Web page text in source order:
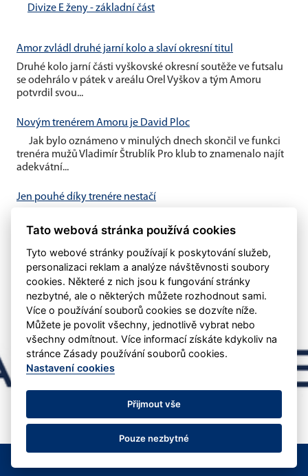
Divize E ženy - základní část
Amor zvládl druhé jarní kolo a slaví okresní titul
Druhé kolo jarní části vyškovské okresní soutěže ve futsalu
se odehrálo v pátek v areálu Orel Vyškov a tým Amoru
potvrdil svou...
Novým trenérem Amoru je David Ploc
Jak bylo oznámeno v minulých dnech skončil ve funkci
trenéra mužů Vladimír Štrublík Pro klub to znamenalo najít
adekvátní...
Jen pouhé díky trenére nestačí
Štrublíka u našeho áčka Domníváme se, že pouhé
Tato webová stránka používá cookies
Tyto webové stránky používají k poskytování služeb,
personalizaci reklam a analýze návštěvnosti soubory
cookies. Některé z nich jsou k fungování stránky
nezbytné, ale o některých můžete rozhodnout sami.
Více o používání souborů cookies se dozvíte níže.
Můžete je povolit všechny, jednotlivě vybrat nebo
všechny odmítnout. Více informací získáte kdykoliv na
stránce Zásady používání souborů cookies.
Nastavení cookies
Přijmout vše
Pouze nezbytné